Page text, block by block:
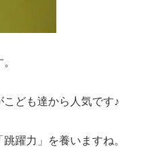
ども達から人気です♪
躍力」を養いますね。